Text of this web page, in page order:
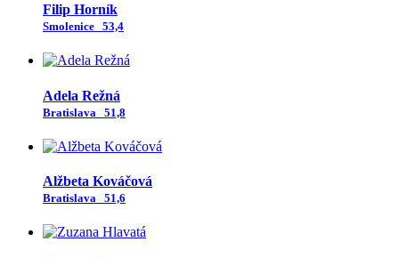
Filip Horník
Smolenice 53,4
Adela Režná
Bratislava 51,8
Alžbeta Kováčová
Bratislava 51,6